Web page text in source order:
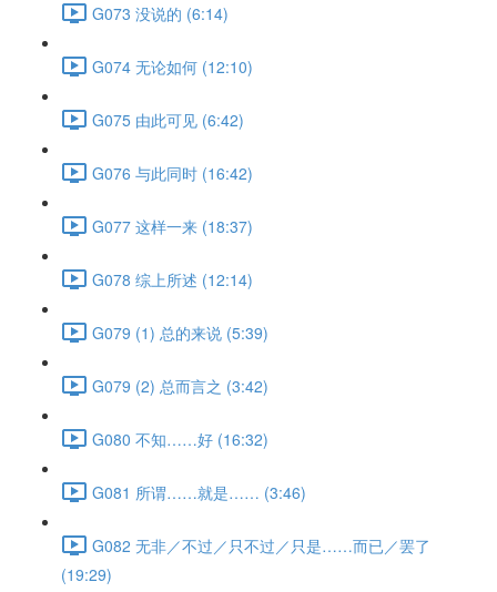
G073 没说的 (6:14)
G074 无论如何 (12:10)
G075 由此可见 (6:42)
G076 与此同时 (16:42)
G077 这样一来 (18:37)
G078 综上所述 (12:14)
G079 (1) 总的来说 (5:39)
G079 (2) 总而言之 (3:42)
G080 不知……好 (16:32)
G081 所谓……就是…… (3:46)
G082 无非／不过／只不过／只是……而已／罢了
(19:29)